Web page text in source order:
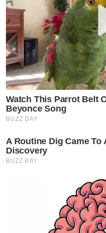
Covid-19
Varian
terus
Covid-19
KKM
semakan
Covid-19
Covid-19
Kes
menurun